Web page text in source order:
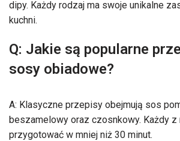
dipy. Każdy rodzaj ma swoje unikalne
kuchni.
Q: Jakie są popularne
sosy obiadowe?
A: Klasyczne przepisy obejmują sos
beszamelowy oraz czosnkowy. Każdy z
przygotować w mniej niż 30 minut.